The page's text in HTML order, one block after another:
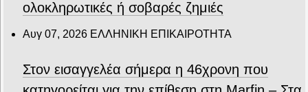
ολοκληρωτικές ή σοβαρές ζημιές
Αυγ 07, 2026 ΕΛΛΗΝΙΚΗ ΕΠΙΚΑΙΡΟΤΗΤΑ
Στον εισαγγελέα σήμερα η 46χρονη που